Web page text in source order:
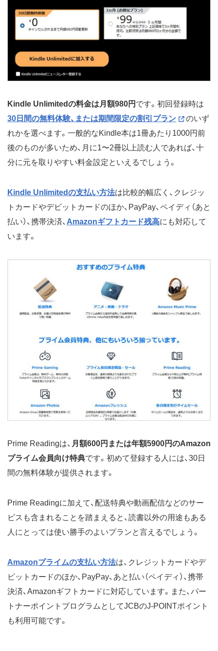
Kindle Unlimitedの料金は月額980円 です。初回登録時は
30日間の無料体験、または期間限定の割引プラン
のいず
れかを選べます。一般的なKindle本は1冊あたり1000円前
後のものが多いため、月に1〜2冊以上読む人であれば、十
分に元を取りやすい料金設定といえるでしょう。
Kindle Unlimitedの支払い方法は比較的幅広く、クレジッ
トカードやデビットカードのほか、PayPay、ペイディ（あと
払い）、携帯決済、 Amazonギフトカード残高にも対応して
います。
Prime Readingは、 月額600円または年額5900円のAmazon
プライム会員向け特典です。初めて登録する人には、30日
間の無料体験が提供されます。
Prime Readingに加えて、配送特典や動画配信などのサー
ビスも含まれることを踏まえると、読書以外の用途もある
人にとっては使い勝手のよいプランと言えるでしょう。
Amazonプライムの支払い方法は、クレジットカードやデ
ビットカードのほか、PayPay、あと払い（ペイディ）、携帯
決済、Amazonギフトカードに対応しています。また、パー
トナーポイントプログラムとしてJCBのJ-POINTポイント
も利用可能です。